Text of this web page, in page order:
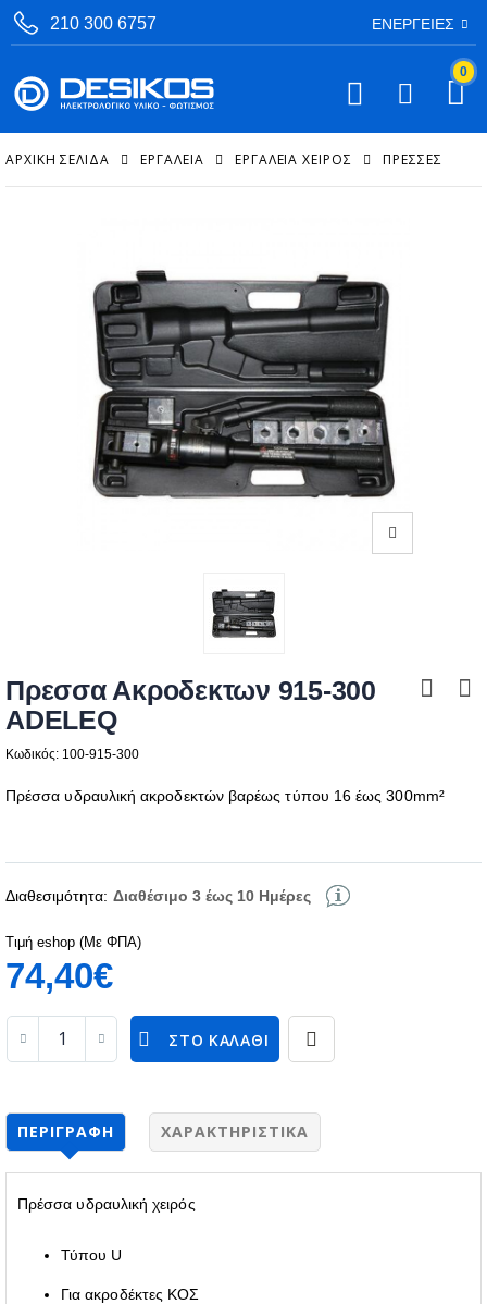
210 300 6757 ΕΝΈΡΓΕΙΕΣ
0
ΑΡΧΙΚΉ ΣΕΛΊΔΑ ΕΡΓΑΛΕΙΑ ΕΡΓΑΛΕΊΑ ΧΕΙΡΌΣ ΠΡΈΣΣΕΣ
Πρεσσα Ακροδεκτων 915-300
ADELEQ
Κωδικός: 100-915-300
Πρέσσα υδραυλική ακροδεκτών βαρέως τύπου 16 έως 300mm²
Διαθεσιμότητα: Διαθέσιμο 3 έως 10 Ημέρες
Τιμή eshop (Με ΦΠΑ)
74,40€
ΣΤΟ ΚΑΛΆΘΙ
ΠΕΡΙΓΡΑΦΉ ΧΑΡΑΚΤΗΡΙΣΤΙΚΆ
Πρέσσα υδραυλική χειρός
Τύπου U
Για ακροδέκτες ΚΟΣ